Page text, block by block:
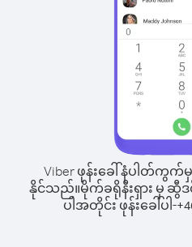
Viber ဖုန်းခေါ်နံပါတ်ကွက်
နိုင်သည်။မိုက်ခရိုနီးရှား မှ ဆွီ
ပါအတိုင်း ဖုန်းခေါ်ပါ-+